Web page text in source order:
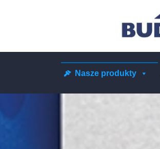
Nasze produkty